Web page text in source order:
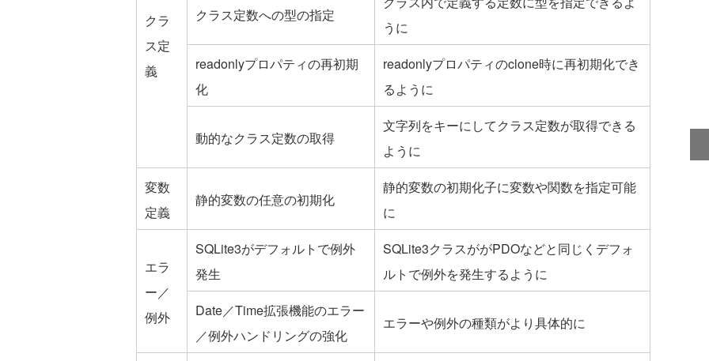
クラ
ス定
義
クラス定数への型の指定
うに
readonlyプロパティの再初期
化
readonlyプロパティのclone時に再初期化でき
るように
動的なクラス定数の取得
文字列をキーにしてクラス定数が取得できる
ように
変数
定義
静的変数の任意の初期化
静的変数の初期化子に変数や関数を指定可能
に
エラ
ー／
例外
SQLite3がデフォルトで例外
発生
SQLite3クラスががPDOなどと同じくデフォ
ルトで例外を発生するように
Date／Time拡張機能のエラー
／例外ハンドリングの強化
エラーや例外の種類がより具体的に